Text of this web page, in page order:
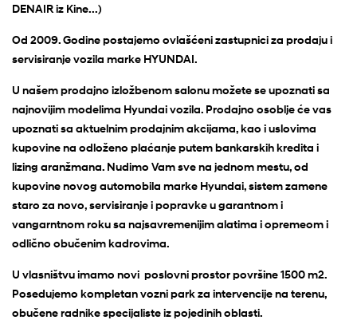
DENAIR iz Kine...)
Od 2009. Godine postajemo ovlašćeni zastupnici za prodaju i
servisiranje vozila marke HYUNDAI.
U našem prodajno izložbenom salonu možete se upoznati sa
najnovijim modelima Hyundai vozila. Prodajno osoblje će vas
upoznati sa aktuelnim prodajnim akcijama, kao i uslovima
kupovine na odloženo plaćanje putem bankarskih kredita i
lizing aranžmana. Nudimo Vam sve na jednom mestu, od
kupovine novog automobila marke Hyundai, sistem zamene
staro za novo, servisiranje i popravke u garantnom i
vangarntnom roku sa najsavremenijim alatima i opremeom i
odlično obučenim kadrovima.
U vlasništvu imamo novi poslovni prostor površine 1500 m2.
Posedujemo kompletan vozni park za intervencije na terenu,
obučene radnike specijaliste iz pojedinih oblasti.